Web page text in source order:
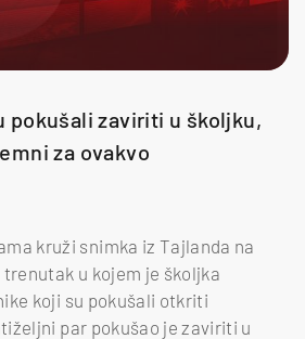
pokušali zaviriti u školjku,
za ovakvo
kruži snimka iz Tajlanda na
u kojem je školjka
koji su pokušali otkriti
par pokušao je zaviriti u